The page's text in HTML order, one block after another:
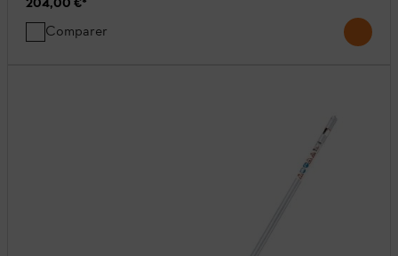
Comparer